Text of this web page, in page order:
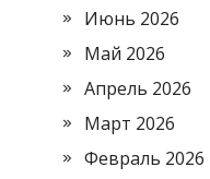
Июнь 2026
Май 2026
Апрель 2026
Март 2026
Февраль 2026